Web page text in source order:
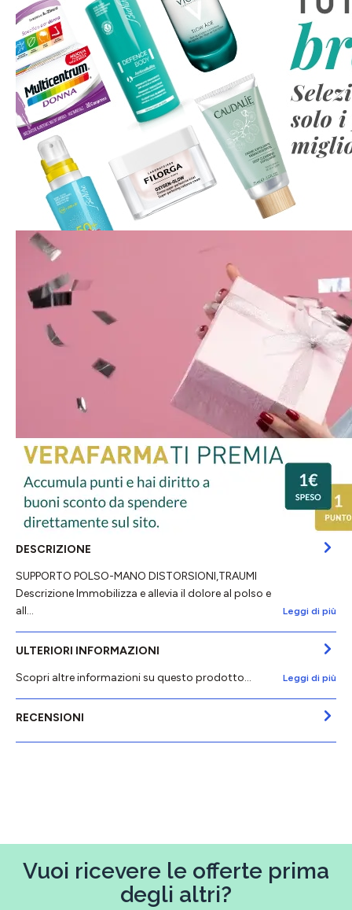
DESCRIZIONE
SUPPORTO POLSO-MANO DISTORSIONI,TRAUMI
Descrizione Immobilizza e allevia il dolore al polso e
all…
Leggi di più
ULTERIORI INFORMAZIONI
Scopri altre informazioni su questo prodotto...
Leggi di più
RECENSIONI
Vuoi ricevere le offerte prima
degli altri?